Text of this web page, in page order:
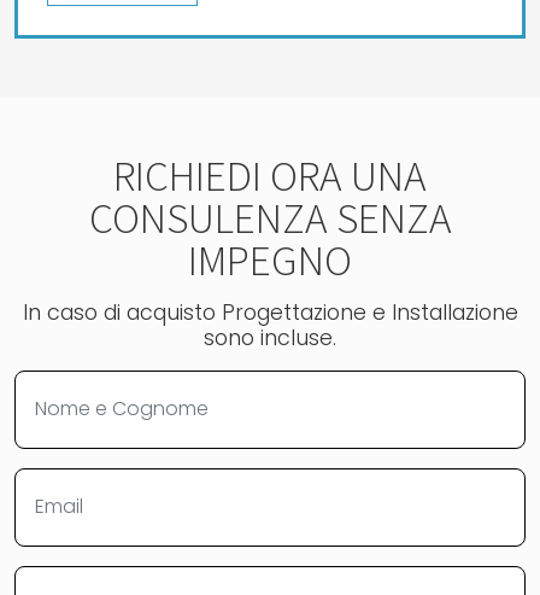
RICHIEDI ORA UNA
CONSULENZA SENZA
IMPEGNO
In caso di acquisto Progettazione e Installazione
sono incluse.